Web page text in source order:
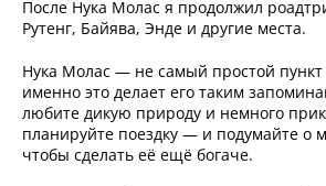
После Нука Молас я продолжил
Рутенг, Байява, Энде и другие места.
Нука Молас — не самый простой пункт
именно это делает его таким
любите дикую природу и немного
планируйте поездку — и подумайте о
чтобы сделать её ещё богаче.